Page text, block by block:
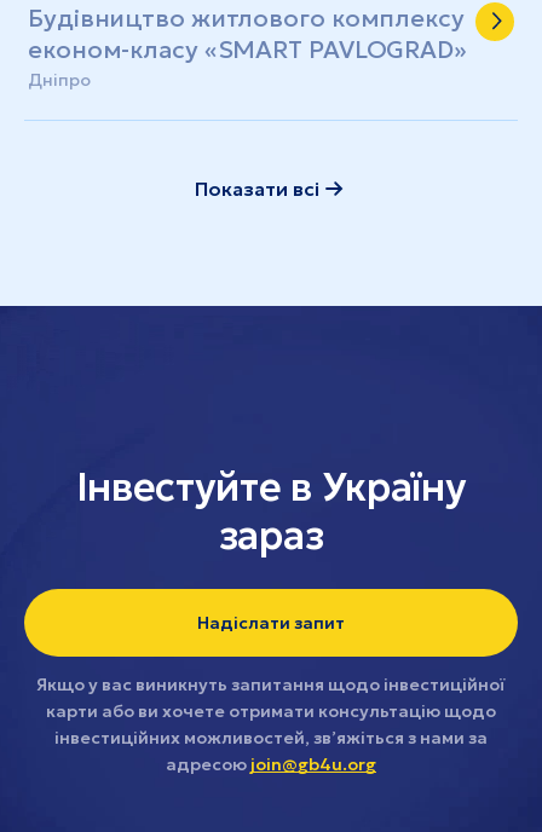
Будівництво житлового комплексу
економ-класу «SMART PAVLOGRAD»
Дніпро
Показати всі
Інвестуйте в Україну
зараз
Надіслати запит
Якщо у вас виникнуть запитання щодо інвестиційної
карти або ви хочете отримати консультацію щодо
інвестиційних можливостей, зв’яжіться з нами за
адресою join@gb4u.org